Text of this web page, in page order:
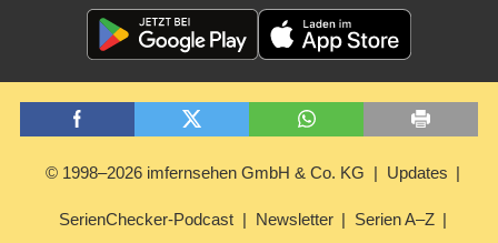
© 1998–2026 imfernsehen GmbH & Co. KG Updates
SerienChecker-Podcast Newsletter Serien A–Z